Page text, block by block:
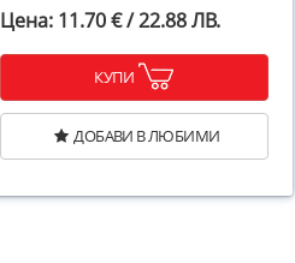
Цена: 11.70 € / 22.88 ЛВ.
КУПИ
ДОБАВИ В ЛЮБИМИ